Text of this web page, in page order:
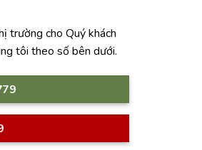
trường cho Quý khách
tôi theo số bên dưới.